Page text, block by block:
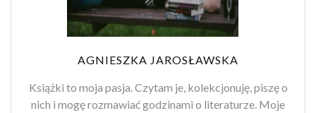
AGNIESZKA JAROSŁAWSKA
Książki to moja pasja. Czytam je, kolekcjonuję, piszę o
nich i mogę rozmawiać godzinami o literaturze. Moje